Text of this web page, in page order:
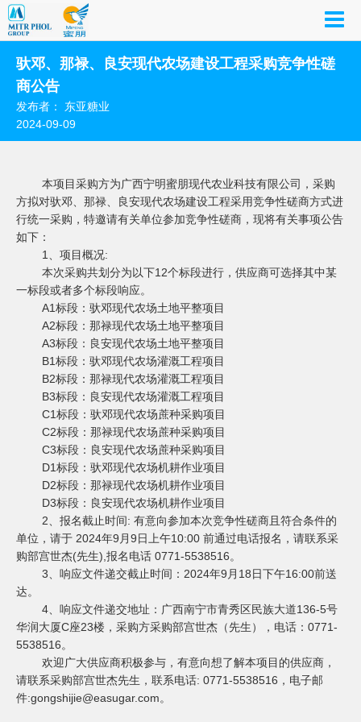
驮邓、那禄、良安现代农场建设工程采购竞争性磋
商公告
发布者： 东亚糖业
2024-09-09
本项目采购方为广西宁明蜜朋现代农业科技有限公司，采购
方拟对驮邓、那禄、良安现代农场建设工程采用竞争性磋商方式进
行统一采购，特邀请有关单位参加竞争性磋商，现将有关事项公告
如下：
1、 项目概况:
本次采购共划分为以下1 2个标段进行，供应商可选择其中某
一标段或者多个标段响应。
A1标段：驮邓现代农场土地平整项目
A2标段：那禄现代农场土地平整项目
A3标段：良安现代农场土地平整项目
B1标段：驮邓现代农场灌溉工程项目
B2标段：那禄现代农场灌溉工程项目
B3标段：良安现代农场灌溉工程项目
C1标段：驮邓现代农场蔗种采购项目
C2标段：那禄现代农场蔗种采购项目
C3标段：良安现代农场蔗种采购项目
D1标段：驮邓现代农场机耕作业项目
D2标段：那禄现代农场机耕作业项目
D3标段：良安现代农场机耕作业项目
2、报名截止时间: 有意向参加本次竞争性磋商且符合条件的
单位，请于 2024年9月9日上午10:00 前通过电话报名，请联系采
购部宫世杰(先生),报名电话 0771-5538516。
3 、响应文件递交截止时间： 2024年9月18日下午16:00前送
达。
4 、响应文件递交地址：广西南宁市青秀区民族大道136-5号
华润大厦C座23楼，采购方采购部宫世杰（先生），电话：0771-
5538516。
欢迎广大供应商积极参与，有意向想了解本项目的供应商，
请联系采购部宫世杰先生，联系电话: 0771-5538516，电子邮
件:gongshijie@easugar.com。